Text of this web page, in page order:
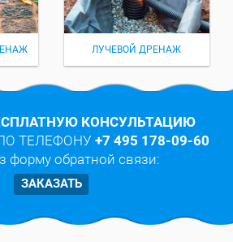
ЛУЧЕВОЙ ДРЕНАЖ
КОНСУЛЬТАЦИЮ
ТЕЛЕФОНУ +7 495 178-09-60
форму обратной связи:
ЗАКАЗАТЬ